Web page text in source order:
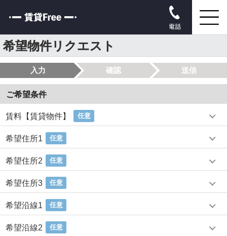
電話
希望物件リクエスト
入力 確認 送信
ご希望条件
賃料【賃貸物件】 任意
希望住所1 任意
希望住所2 任意
希望住所3 任意
希望沿線1 任意
希望沿線2 任意